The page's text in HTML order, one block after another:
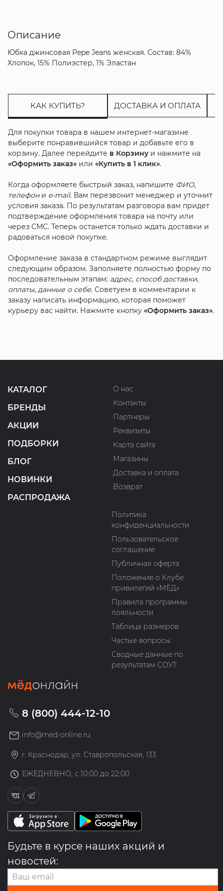
Описание
Юбка джинсовая Pepe Jeans женская. Состав: 84%
Хлопок, 15% Полиэстер, 1% Эластан
КАК КУПИТЬ? ДОСТАВКА И ОПЛАТА
Для покупки товара в нашем интернет-магазине
выберите понравившийся товар и добавьте его в
корзину. Далее перейдите в Корзинуи нажмите на
«Оформить заказ»или «Купить в 1 клик».
Когда оформляете быстрый заказ, напишите ФИО,
телефони e-mail. Вам перезвонит менеджер и уточнит
условия заказа. По результатам разговора вам придет
подтверждение оформления товара на почту или
через СМС. Теперь останется только ждать доставки и
радоваться новой покупке.
Оформление заказа в стандартном режиме выглядит
следующим образом. Заполняете полностью форму по
последовательным этапам: адрес, способ доставки,
оплаты, данные о себе. Советуем в комментарии к
заказу написать информацию, которая поможет
курьеру вас найти. Нажмите кнопку «Оформить заказ».
КАТАЛОГ
БРЕНДЫ
АКЦИИ
ПОДБОРКИ
БЛОГ
НОВИНКИ
РАСПРОДАЖА
О нас
Контакты
Партнеры
Реквизиты
Карта сайта
Магазины
Доставка и оплата
Возврат
Политика
конфиденциальности
Пользовательское
соглашение
Публичная оферта
Положение о Клубе
привилегий «МЁД»
Правила программы
лояльности
Таблица размеров
Частые вопросы
Сводные данные по
результатам СОУТ
8 (800) 444-12-10
info@med-online.ru
г. Краснодар, ул. Ставропольская, 133
ЕЖЕДНЕВНО, с 10:00 до 22:00
Будьте в курсе наших акций и
новостей: